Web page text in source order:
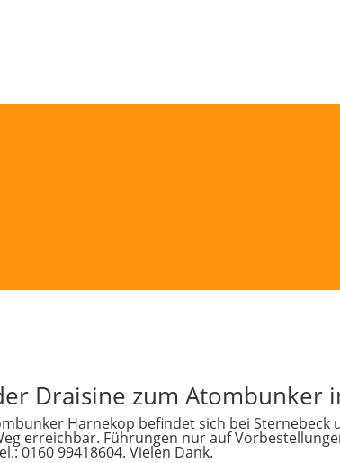
Draisine zum Atombunker
Harnekop befindet sich bei Sternebeck
erreichbar. Führungen nur auf
0160 99418604. Vielen Dank.